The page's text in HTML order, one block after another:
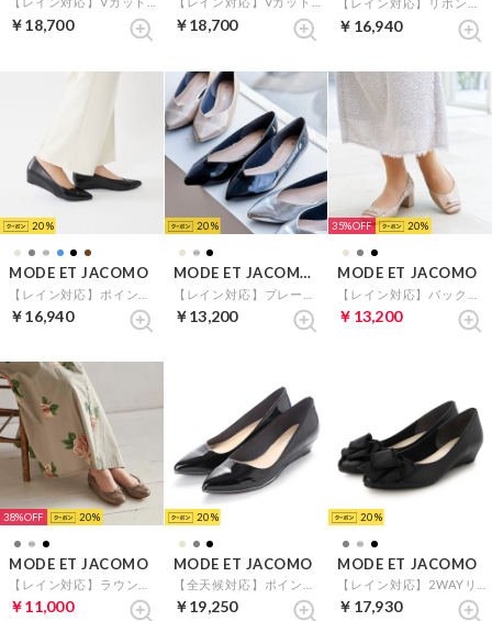
￥18,700 ￥18,700 ￥16,940
20
MODE ET JACOMO
￥16,940
20
MODE ET JACOMO carino
￥13,200
35% 20
MODE ET JACOMO
￥13,200
38% 20
MODE ET JACOMO
￥11,000
20
MODE ET JACOMO
￥19,250
20
MODE ET JACOMO
￥17,930